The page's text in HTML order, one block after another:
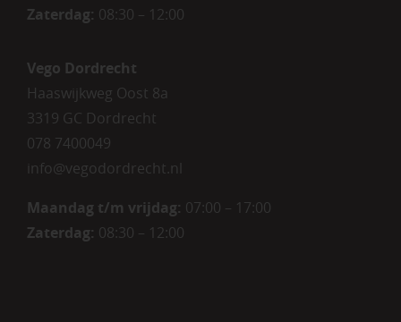
Zaterdag: 08:30 – 12:00
Vego Dordrecht
Haaswijkweg Oost 8a
3319 GC Dordrecht
078 7400049
info@vegodordrecht.nl
Maandag t/m vrijdag: 07:00 – 17:00
Zaterdag: 08:30 – 12:00